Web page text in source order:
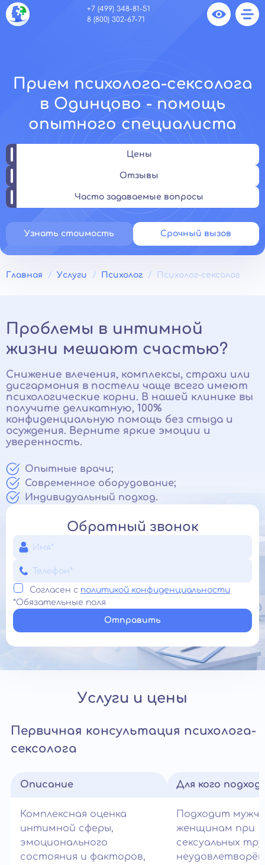
+7 (499) 348-81-51
8 (800) 302-67-71
Прием психолога-сексолога
в Одинцово - помощь
опытного специалиста
Цены
Отзывы
Часто задаваемые вопросы
Узнать стоимость Срочный вызов
Главная Услуги Психолог Психолог-сексолог
Проблемы в интимной
жизни мешают счастью?
Снижение влечения, комплексы, страхи или
дисгармония в постели чаще всего имеют
психологические корни. В нашей клинике вы
получите деликатную, 100%
конфиденциальную помощь без стыда и
осуждения. Верните яркие эмоции и
уверенность.
Опытные врачи;
Современное оборудование;
Индивидуальный подход.
Обратный звонок
Согласен с политикой конфиденциальности
*Обязательные поля
Отправить
Услуги и цены
Первичная консультация психолога-
сексолога
Описание
Комплексная оценка
интимной сферы,
эмоционального
состояния и факторов,
Для кого
Подходит
женщинам при
сексуальных